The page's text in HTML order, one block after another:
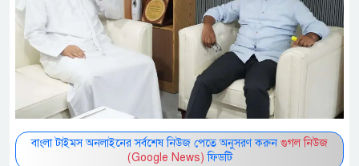
বাংলা টাইমস অনলাইনের সর্বশেষ নিউজ পেতে অনুসরণ করুন গুগল নিউজ
(Google News) ফিডটি